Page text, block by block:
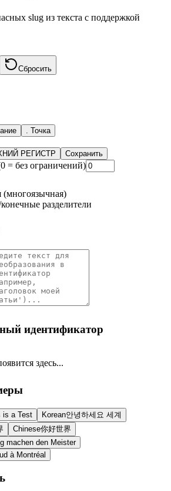
slug из текста с поддержкой
Сбросить
. Точка
РЕГИСТР Сохранить
0 = без ограничений)
(многоязычная)
разделители
идентификатор
здесь...
is a Test Korean안녕하세요 세계
Chinese你好世界
machen den Meister
à Montréal